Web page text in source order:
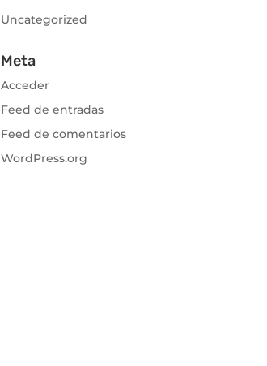
Uncategorized
Meta
Acceder
Feed de entradas
Feed de comentarios
WordPress.org